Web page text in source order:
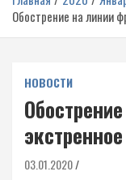
Обострение на линии
НОВОСТИ
03.01.2020